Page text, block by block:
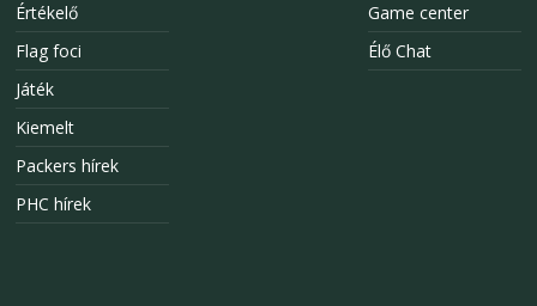
Értékelő
Flag foci
Játék
Kiemelt
Packers hírek
PHC hírek
Game center
Élő Chat